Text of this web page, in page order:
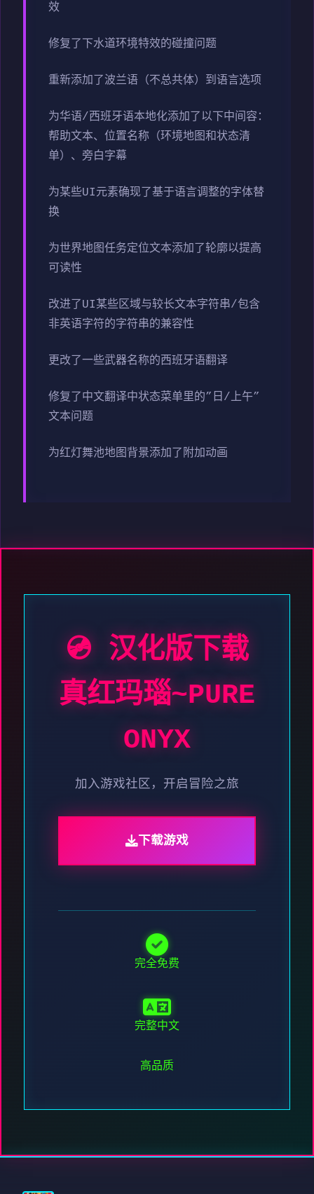
效
修复了下水道环境特效的碰撞问题
重新添加了波兰语（不总共体）到语言选项
为华语/西班牙语本地化添加了以下中间容：
帮助文本、位置名称（环境地图和状态清
单）、旁白字幕
为某些UI元素确现了基于语言调整的字体替
换
为世界地图任务定位文本添加了轮廓以提高
可读性
改进了UI某些区域与较长文本字符串/包含
非英语字符的字符串的兼容性
更改了一些武器名称的西班牙语翻译
修复了中文翻译中状态菜单里的”日/上午”
文本问题
为红灯舞池地图背景添加了附加动画
💿 汉化版下载
真红玛瑙~PURE
ONYX
加入游戏社区，开启冒险之旅
下载游戏
完全免费
完整中文
高品质